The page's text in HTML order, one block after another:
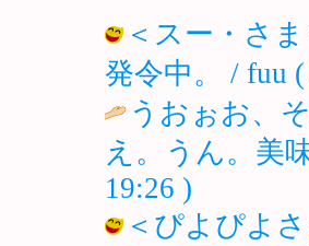
＜スー・さ
発令中。 / fuu
うおぉお、
え。うん。美
19:26 )
＜ぴよぴよ